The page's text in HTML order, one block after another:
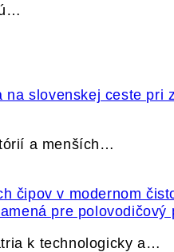
a menších…
pre polovodičový
k technologicky a…